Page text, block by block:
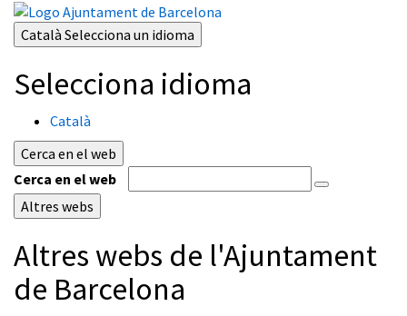
Català Selecciona un idioma
Selecciona idioma
Català
Cerca en el web
Cerca en el web
Altres webs
Altres webs de l'Ajuntament
de Barcelona